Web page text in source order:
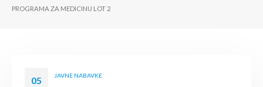
PROGRAMA ZA MEDICINU LOT 2
05 JAVNE NABAVKE